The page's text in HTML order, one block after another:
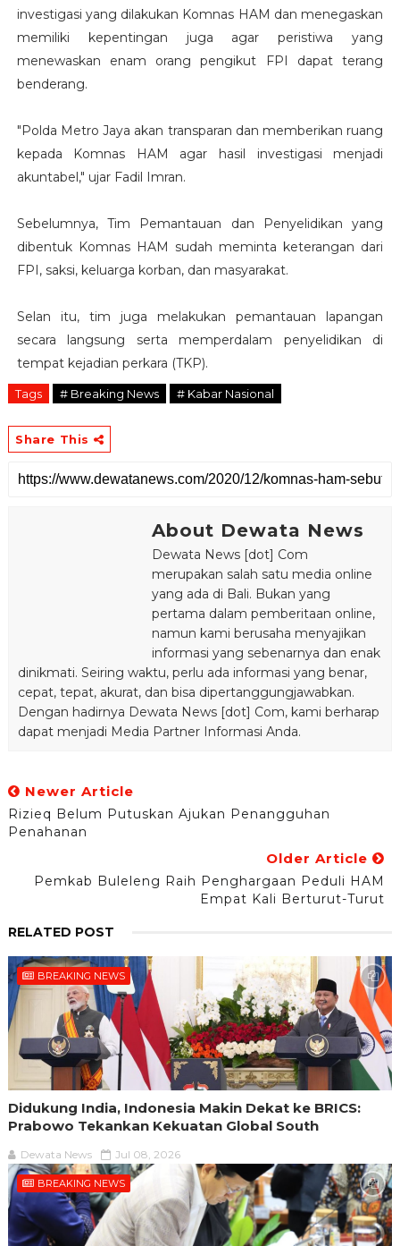
investigasi yang dilakukan Komnas HAM dan menegaskan
memiliki kepentingan juga agar peristiwa yang
menewaskan enam orang pengikut FPI dapat terang
benderang.
"Polda Metro Jaya akan transparan dan memberikan ruang
kepada Komnas HAM agar hasil investigasi menjadi
akuntabel," ujar Fadil Imran.
Sebelumnya, Tim Pemantauan dan Penyelidikan yang
dibentuk Komnas HAM sudah meminta keterangan dari
FPI, saksi, keluarga korban, dan masyarakat.
Selan itu, tim juga melakukan pemantauan lapangan
secara langsung serta memperdalam penyelidikan di
tempat kejadian perkara (TKP).
Tags # Breaking News # Kabar Nasional
Share This
About Dewata News
Dewata News [dot] Com
merupakan salah satu media online
yang ada di Bali. Bukan yang
pertama dalam pemberitaan online,
namun kami berusaha menyajikan
informasi yang sebenarnya dan enak
dinikmati. Seiring waktu, perlu ada informasi yang benar,
cepat, tepat, akurat, dan bisa dipertanggungjawabkan.
Dengan hadirnya Dewata News [dot] Com, kami berharap
dapat menjadi Media Partner Informasi Anda.
Newer Article
Rizieq Belum Putuskan Ajukan Penangguhan
Penahanan
Older Article
Pemkab Buleleng Raih Penghargaan Peduli HAM
Empat Kali Berturut-Turut
RELATED POST
BREAKING NEWS
Didukung India, Indonesia Makin Dekat ke BRICS:
Prabowo Tekankan Kekuatan Global South
Dewata News Jul 08, 2026
BREAKING NEWS